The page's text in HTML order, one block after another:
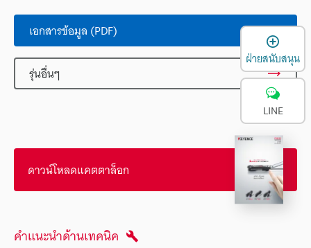
เอกสารข้อมูล (PDF)
รุ่นอื่นๆ
ดาวน์โหลดแคตตาล็อก
คำแนะนำด้านเทคนิค
ฝ่ายสนับสนุน
LINE